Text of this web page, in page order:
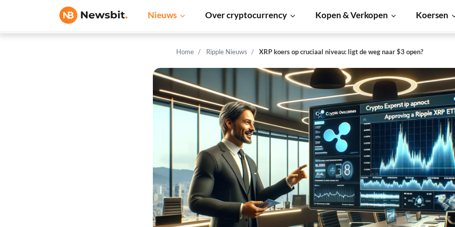
Nieuws Over cryptocurrency Kopen & Verkopen Koersen
Home Ripple Nieuws XRP koers op cruciaal niveau: ligt de weg naar $3 open?